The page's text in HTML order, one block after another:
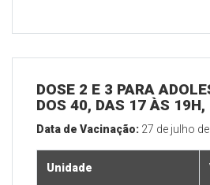
DOSE 2 E 3 PARA
DOS 40, DAS 17 ÀS 19H,
Data de Vacinação: 27 de julho
Unidade